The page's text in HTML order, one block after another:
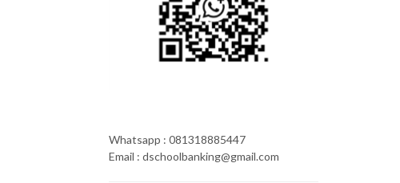
Whatsapp : 081318885447
Email : dschoolbanking@gmail.com